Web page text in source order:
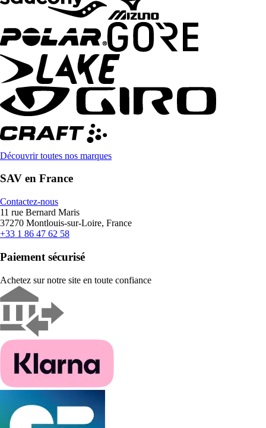
Découvrir toutes nos marques
SAV en France
Contactez-nous
11 rue Bernard Maris
37270 Montlouis-sur-Loire, France
+33 1 86 47 62 58
Paiement sécurisé
Achetez sur notre site en toute confiance